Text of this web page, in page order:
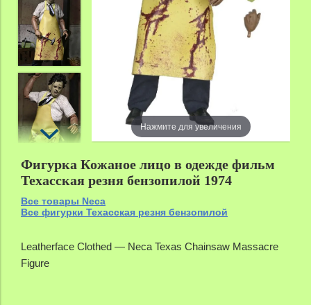
Нажмите для увеличения
Фигурка Кожаное лицо в одежде фильм
Техасская резня бензопилой 1974
Все товары Neca
Все фигурки Техасская резня бензопилой
Leatherface Clothed — Neca Texas Chainsaw Massacre
Figure